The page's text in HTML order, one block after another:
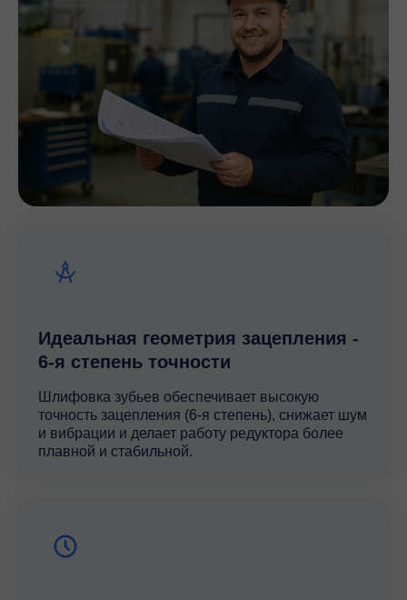
Идеальная геометрия зацепления -
6-я степень точности
Шлифовка зубьев обеспечивает высокую
точность зацепления (6-я степень), снижает шум
и вибрации и делает работу редуктора более
плавной и стабильной.